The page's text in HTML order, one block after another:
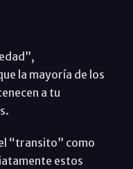
la mayoría de los
a tu
“transito” como
estos